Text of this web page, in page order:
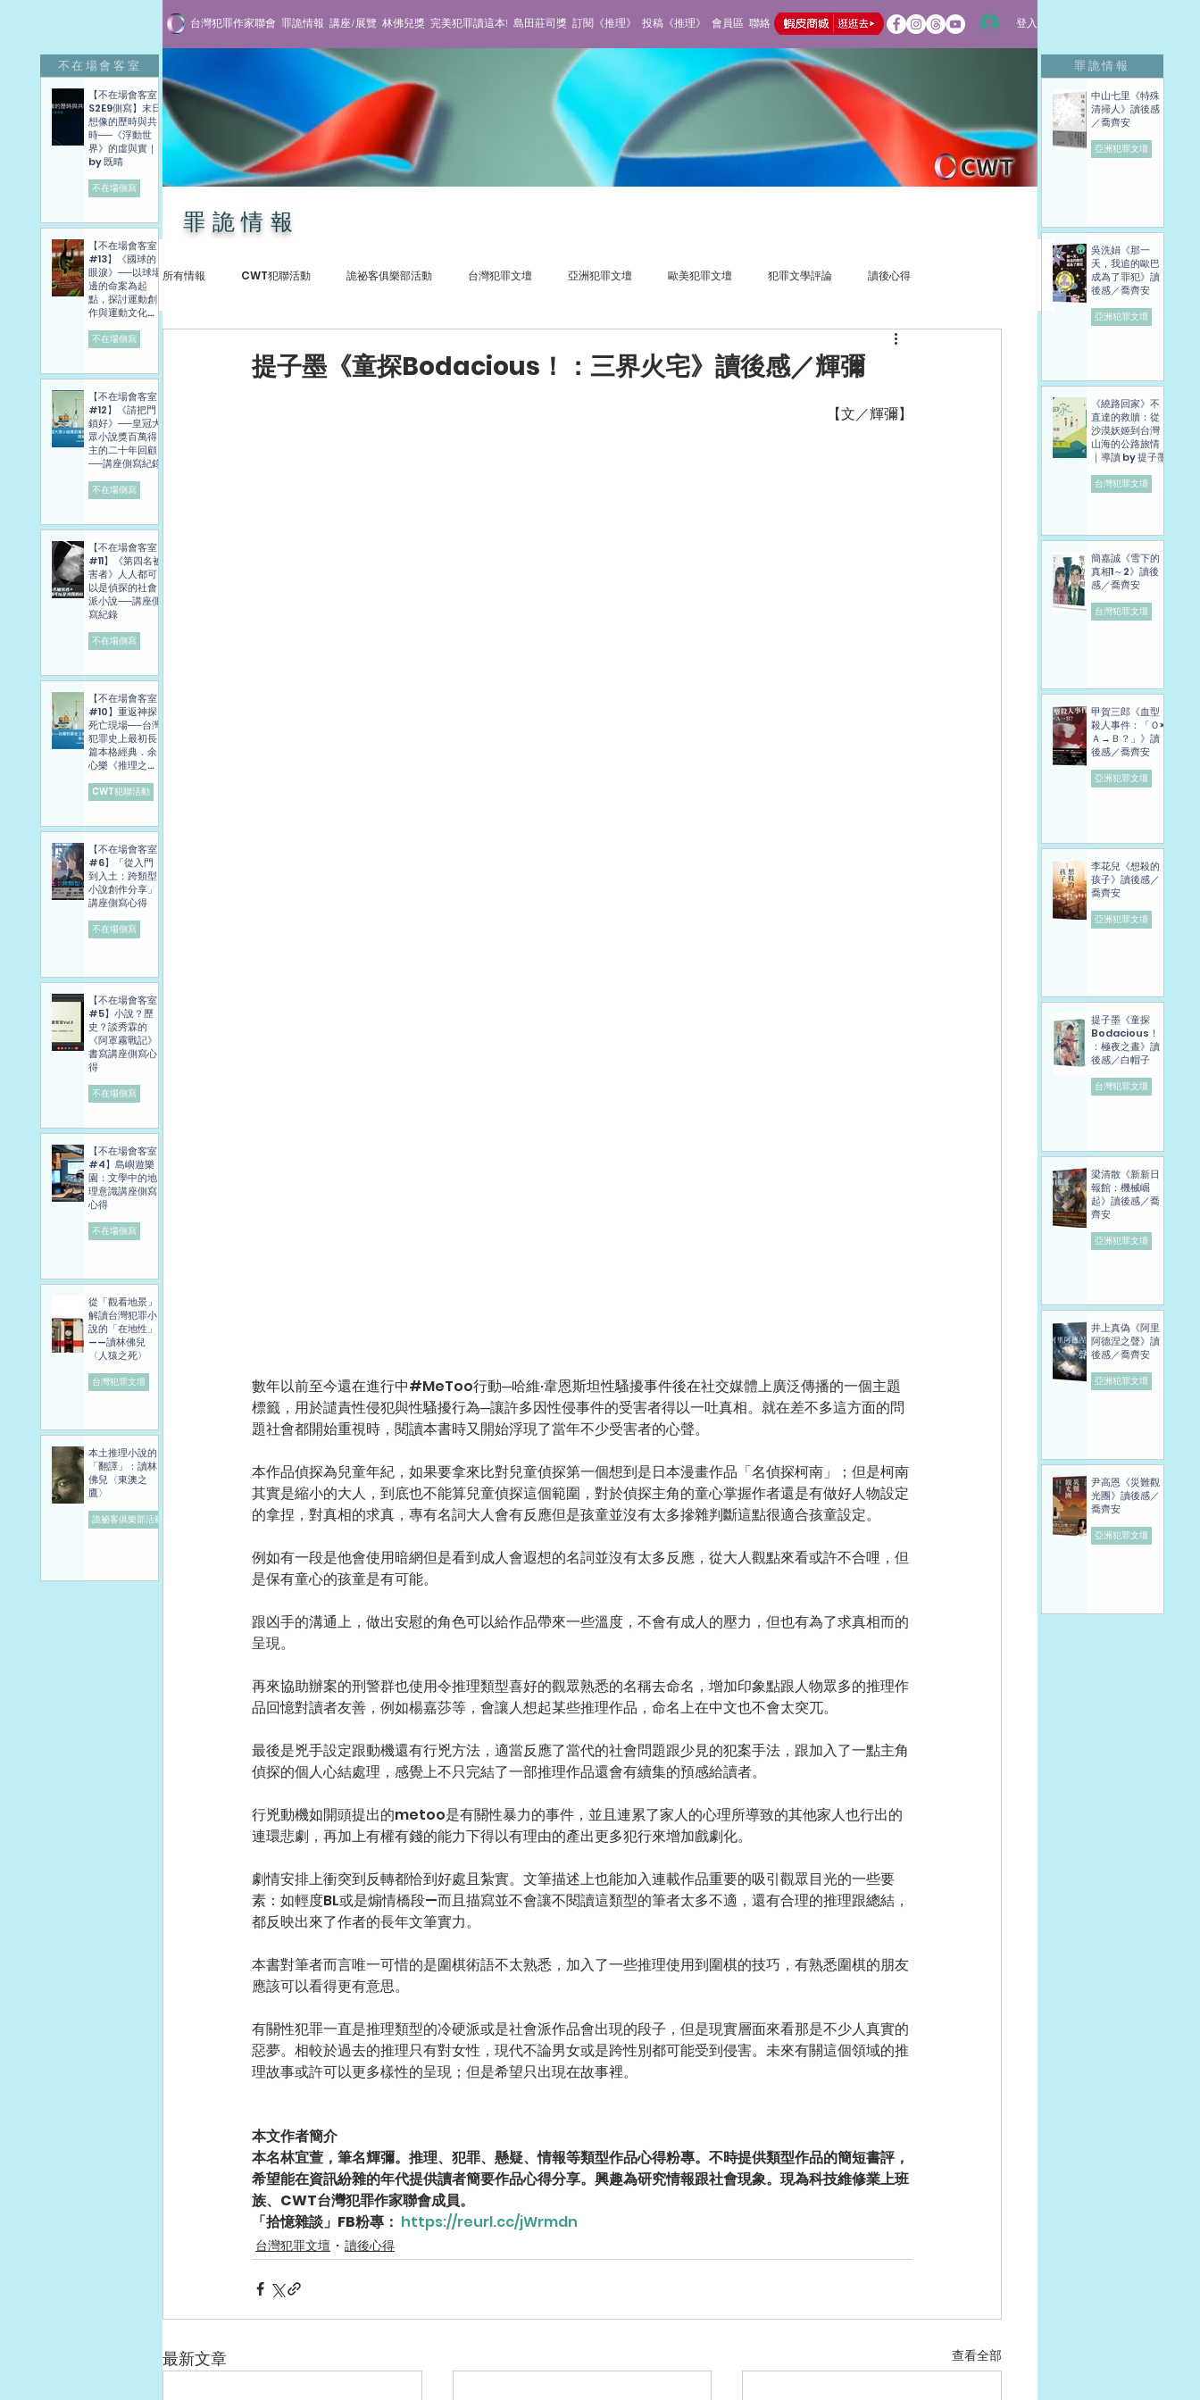
台灣犯罪作家聯會 罪詭情報 講座/展覽 林佛兒獎 完美犯罪讀這本! 島田莊司獎 訂閱《推理》 投稿《推理》 會員區 聯絡 登入
罪詭情報
所有情報 CWT犯聯活動 詭祕客俱樂部活動 台灣犯罪文壇 亞洲犯罪文壇 歐美犯罪文壇 犯罪文學評論 讀後心得
提子墨《童探Bodacious！：三界火宅》讀後感／輝彌
【文／輝彌】
數年以前至今還在進行中#MeToo行動─哈維·韋恩斯坦性騷擾事件後在社交媒體上廣泛傳播的一個主題
標籤，用於譴責性侵犯與性騷擾行為─讓許多因性侵事件的受害者得以一吐真相。就在差不多這方面的問
題社會都開始重視時，閱讀本書時又開始浮現了當年不少受害者的心聲。
本作品偵探為兒童年紀，如果要拿來比對兒童偵探第一個想到是日本漫畫作品「名偵探柯南」；但是柯南
其實是縮小的大人，到底也不能算兒童偵探這個範圍，對於偵探主角的童心掌握作者還是有做好人物設定
的拿捏，對真相的求真，專有名詞大人會有反應但是孩童並沒有太多摻雜判斷這點很適合孩童設定。
例如有一段是他會使用暗網但是看到成人會遐想的名詞並沒有太多反應，從大人觀點來看或許不合哩，但
是保有童心的孩童是有可能。
跟凶手的溝通上，做出安慰的角色可以給作品帶來一些溫度，不會有成人的壓力，但也有為了求真相而的
呈現。
再來協助辦案的刑警群也使用令推理類型喜好的觀眾熟悉的名稱去命名，增加印象點跟人物眾多的推理作
品回憶對讀者友善，例如楊嘉莎等，會讓人想起某些推理作品，命名上在中文也不會太突兀。
最後是兇手設定跟動機還有行兇方法，適當反應了當代的社會問題跟少見的犯案手法，跟加入了一點主角
偵探的個人心結處理，感覺上不只完結了一部推理作品還會有續集的預感給讀者。
行兇動機如開頭提出的metoo是有關性暴力的事件，並且連累了家人的心理所導致的其他家人也行出的
連環悲劇，再加上有權有錢的能力下得以有理由的產出更多犯行來增加戲劇化。
劇情安排上衝突到反轉都恰到好處且紮實。文筆描述上也能加入連載作品重要的吸引觀眾目光的一些要
素：如輕度BL或是煽情橋段—而且描寫並不會讓不閱讀這類型的筆者太多不適，還有合理的推理跟總結，
都反映出來了作者的長年文筆實力。
本書對筆者而言唯一可惜的是圍棋術語不太熟悉，加入了一些推理使用到圍棋的技巧，有熟悉圍棋的朋友
應該可以看得更有意思。
有關性犯罪一直是推理類型的冷硬派或是社會派作品會出現的段子，但是現實層面來看那是不少人真實的
惡夢。相較於過去的推理只有對女性，現代不論男女或是跨性別都可能受到侵害。未來有關這個領域的推
理故事或許可以更多樣性的呈現；但是希望只出現在故事裡。
本文作者簡介
本名林宜萱，筆名輝彌。推理、犯罪、懸疑、情報等類型作品心得粉專。不時提供類型作品的簡短書評，
希望能在資訊紛雜的年代提供讀者簡要作品心得分享。興趣為研究情報跟社會現象。現為科技維修業上班
族、CWT台灣犯罪作家聯會成員。
「拾憶雜談」FB粉專： https://reurl.cc/jWrmdn
台灣犯罪文壇 讀後心得
最新文章 查看全部
罪詭情報
不在場會客室
【不在場會客室
S2E9側寫】末日
想像的歷時與共
時──《浮動世
界》的虛與實｜
by 既晴
不在場側寫
【不在場會客室
#13】《國球的
眼淚》──以球場
邊的命案為起
點，探討運動創
作與運動文化發
寫紀錄
不在場側寫
【不在場會客室
#12】《請把門
鎖好》──皇冠大
眾小說獎百萬得
主的二十年回顧
──講座側寫紀錄
不在場側寫
【不在場會客室
#11】《第四名被
害者》人人都可
以是偵探的社會
派小說──講座側
寫紀錄
不在場側寫
【不在場會客室
#10】重返神探
死亡現場──台灣
犯罪史上最初長
篇本格經典．余
心樂《推理之
導
CWT犯聯活動
【不在場會客室
#6】「從入門
到入土：跨類型
小說創作分享」
講座側寫心得
不在場側寫
【不在場會客室
#5】小說？歷
史？談秀霖的
《阿罩霧戰記》
書寫講座側寫心
得
不在場側寫
【不在場會客室
#4】島嶼遊樂
園：文學中的地
理意識講座側寫
心得
不在場側寫
從「觀看地景」
解讀台灣犯罪小
說的「在地性」
——讀林佛兒
〈人猿之死〉
台灣犯罪文壇
本土推理小說的
「翻譯」：讀林
佛兒〈東澳之
鷹〉
詭祕客俱樂部活動
中山七里《特殊
清掃人》讀後感
／喬齊安
亞洲犯罪文壇
吳洗娟《那一
天，我追的歐巴
成為了罪犯》讀
後感／喬齊安
亞洲犯罪文壇
《繞路回家》不
直達的救贖：從
沙漠妖姬到台灣
山海的公路旅情
｜導讀 by 提子墨
台灣犯罪文壇
簡嘉誠《雪下的
真相1～2》讀後
感／喬齊安
台灣犯罪文壇
甲賀三郎《血型
殺人事件：「Ｏ×
Ａ→Ｂ？」》讀
後感／喬齊安
亞洲犯罪文壇
李花兒《想殺的
孩子》讀後感／
喬齊安
亞洲犯罪文壇
提子墨《童探
Bodacious！
：極夜之晝》讀
後感／白帽子
台灣犯罪文壇
梁清散《新新日
報館：機械崛
起》讀後感／喬
齊安
亞洲犯罪文壇
井上真偽《阿里
阿德涅之聲》讀
後感／喬齊安
亞洲犯罪文壇
尹高恩《災難觀
光團》讀後感／
喬齊安
亞洲犯罪文壇